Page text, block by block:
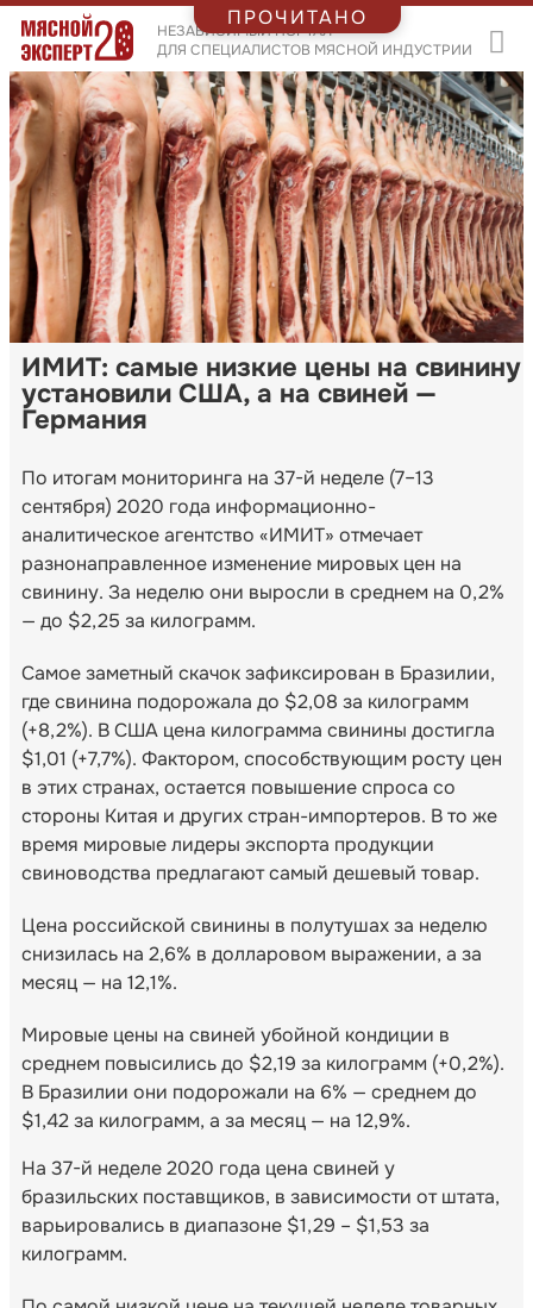
НЕЗАВИСИМЫЙ ПОРТАЛ
ДЛЯ СПЕЦИАЛИСТОВ МЯСНОЙ ИНДУСТРИИ
ИМИТ: самые низкие цены на свинину
установили США, а на свиней —
Германия
По итогам мониторинга на 37-й неделе (7–13
сентября) 2020 года информационно-
аналитическое агентство «ИМИТ» отмечает
разнонаправленное изменение мировых цен на
свинину. За неделю они выросли в среднем на 0,2%
— до $2,25 за килограмм.
Самое заметный скачок зафиксирован в Бразилии,
где свинина подорожала до $2,08 за килограмм
(+8,2%). В США цена килограмма свинины достигла
$1,01 (+7,7%). Фактором, способствующим росту цен
в этих странах, остается повышение спроса со
стороны Китая и других стран-импортеров. В то же
время мировые лидеры экспорта продукции
свиноводства предлагают самый дешевый товар.
Цена российской свинины в полутушах за неделю
снизилась на 2,6% в долларовом выражении, а за
месяц — на 12,1%.
Мировые цены на свиней убойной кондиции в
среднем повысились до $2,19 за килограмм (+0,2%).
В Бразилии они подорожали на 6% — среднем до
$1,42 за килограмм, а за месяц — на 12,9%.
На 37-й неделе 2020 года цена свиней у
бразильских поставщиков, в зависимости от штата,
варьировались в диапазоне $1,29 – $1,53 за
килограмм.
ПРОЧИТАНО